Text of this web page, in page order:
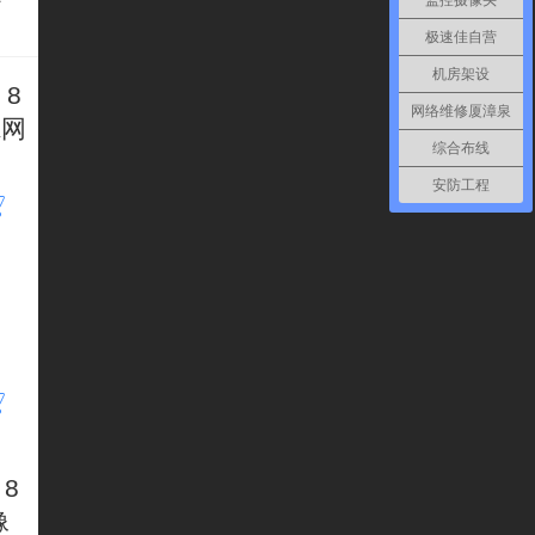
8
极速佳自营
机房架设
网络维修厦漳泉
综合布线
安防工程